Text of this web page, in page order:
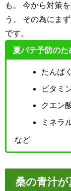
も。 今から対策
う。 その為にま
です。
夏バテ予防のた
たんぱ
ビタミ
クエン
ミネラ
など
桑の青汁